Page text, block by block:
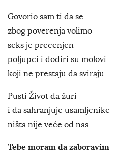
Govorio sam ti da se
zbog poverenja volimo
seks je precenjen
poljupci i dodiri su molovi
koji ne prestaju da sviraju
Pusti Život da žuri
i da sahranjuje usamljenike
ništa nije veće od nas
Tebe moram da zaboravim